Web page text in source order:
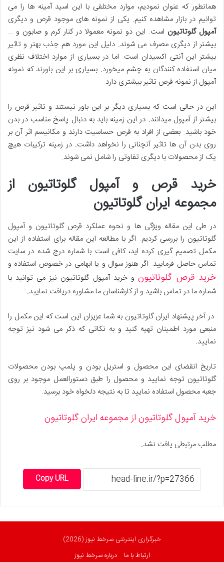
همانطور که عنوان نمودیم، موارد مختلفی با این اسید آمینه ها را می
توانیم در بازار مشاهده کنیم. یکی از نمونه های موجود قرص و دیگری
آمپول گلوتاتیون است. این دو نمونه معمولا در کنار کرم و صابون و …
بیشتر از دیگری مصرف می شوند. دلیل این مورد هم جذب بهتر و تاثیر
بیشتر این آنتی اکسیدان است. اما در بسیاری از موارد اختلاف نظری
میان استفاده کنندگان به چشم میخورد. بسیاری بر این باورند که نمونه
آمپول از نمونه قرص تاثیر بیشتری دارد.
این در حالی است که بسیاری دیگر بر این باور نیستند و تاثیر قرص را
بیشتر از آمپول میدانند. در این زمینه باید به دنبال پاسخ مناسب در بدن
خود باشید. بعضی از افراد به قرص حساسیت دارند و مکانیسم اثر آن بر
روی بدن آن ها تاثیر آنچنانی را نخواهد داشت. در زمینه ترکیبات هیچ
یک از محصولات با دیگری تفاوتی را شامل نمی شوند.
خرید قرص و آمپول گلوتاتیون از
مجموعه ایران گلوتاتیون
در طی این مقاله ویژگی ها و نحوه عملکرد قرص گلوتاتیون و آمپول
گلوتاتیون را بررسی کردیم. اگر با مطالعه این مقاله برای استفاده از این
مکمل تصمیم گیری کرده اید، کافی است با شماره درج شده در سایت
تماس حاصل فرمایید. اگر هنوز سوال و یا ابهامی در خصوص استفاده و
خرید قرص گلوتاتیون و خرید آمپول گلوتاتیون نیز می توانید با
شماره ما در تماس باشید و از کارشناسان ما مشاوره دریافت نمایید.
در آخر پیشنهاد ایران گلوتاتیون به شما عزیزان این است که این مکمل را
منبعی مورد اطمینان تهیه کنید و به نکاتی که ذکر می شود نیز توجه
نمایید.
تاریخ انقضای این محصول و استریل بودن و پلمپ بودن محصولات
گلوتاتیون توجه نمایید و محصول را طبق دستورالعمل موجود بر روی
جعبه محصول استفاده نمایید تا به نتیجه دلخواه خود برسید.
خرید آمپول گلوتاتیون از مجموعه ایران گلوتاتیون
مطلب مرتبطی یافت نشد.
Copy URL
خبرگزاری اینترنتی سرخط نیوز (2026)
ارتباط با ما
درباره سرخط نیوز